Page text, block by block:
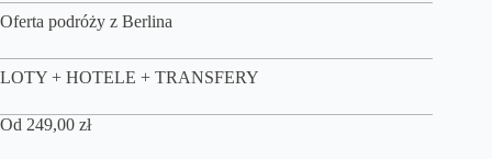
Oferta podróży z Berlina
LOTY + HOTELE + TRANSFERY
Od 249,00 zł